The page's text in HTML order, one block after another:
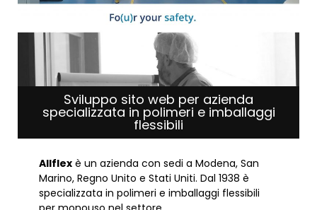
Sviluppo sito web per azienda
specializzata in polimeri e imballaggi
flessibili
Allflexè un azienda con sedi a Modena, San
Marino, Regno Unito e Stati Uniti. Dal 1938 è
specializzata in polimeri e imballaggi flessibili